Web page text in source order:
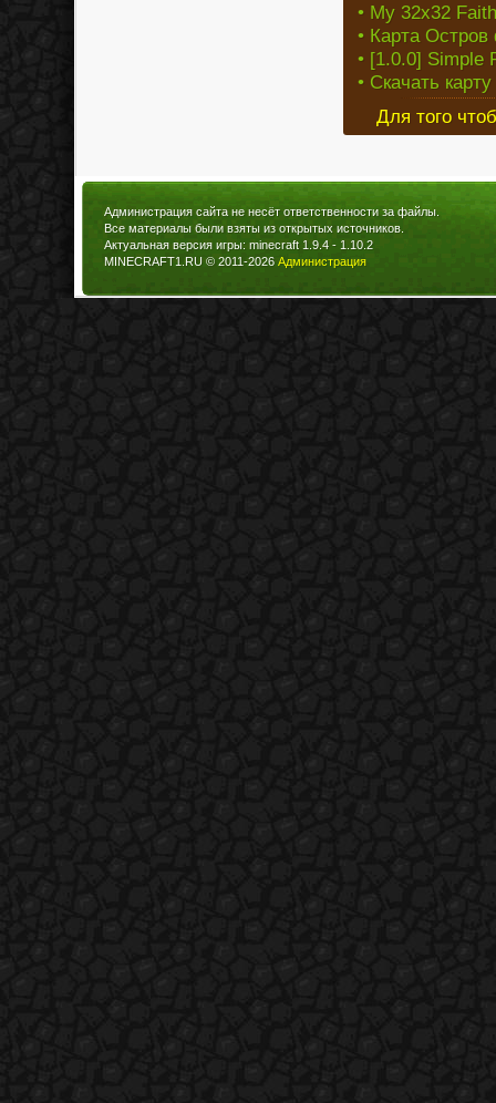
• My 32x32
• Карта
• [1.0.0] Simple
• Скачать
Для того
Администрация сайта не несёт ответственности за файлы.
Все материалы были взяты из открытых источников.
Актуальная версия игры: minecraft 1.9.4 - 1.10.2
MINECRAFT1.RU © 2011-2026 Администрация